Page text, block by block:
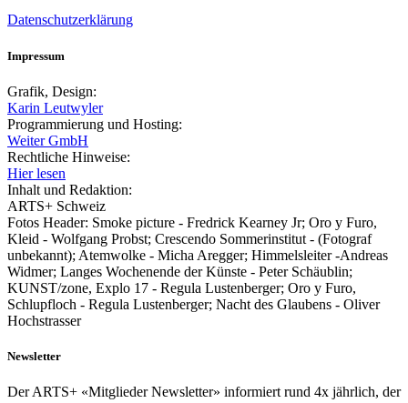
Datenschutzerklärung
Impressum
Grafik, Design:
Karin Leutwyler
Programmierung und Hosting:
Weiter GmbH
Rechtliche Hinweise:
Hier lesen
Inhalt und Redaktion:
ARTS+ Schweiz
Fotos Header: Smoke picture - Fredrick Kearney Jr; Oro y Furo,
Kleid - Wolfgang Probst; Crescendo Sommerinstitut - (Fotograf
unbekannt); Atemwolke - Micha Aregger; Himmelsleiter -Andreas
Widmer; Langes Wochenende der Künste - Peter Schäublin;
KUNST/zone, Explo 17 - Regula Lustenberger; Oro y Furo,
Schlupfloch - Regula Lustenberger; Nacht des Glaubens - Oliver
Hochstrasser
Newsletter
Der ARTS+ «Mitglieder Newsletter» informiert rund 4x jährlich, der